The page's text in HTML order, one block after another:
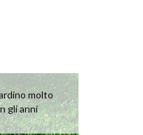
molto
gli anni